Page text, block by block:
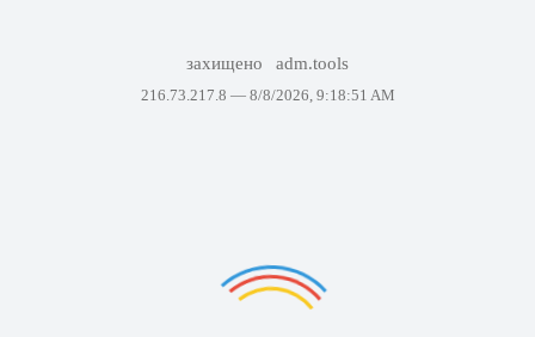
захищено adm.tools
216.73.217.8 — 8/8/2026, 9:18:51 AM